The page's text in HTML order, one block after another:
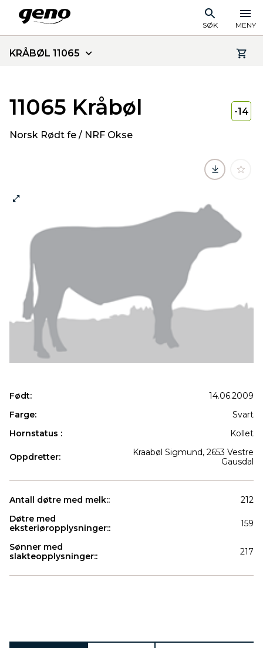
SØK MENY
KRÅBØL 11065
11065 Kråbøl
Norsk Rødt fe / NRF Okse
-14
Født:
14.06.2009
Farge:
Svart
Hornstatus :
Kollet
Oppdretter:
Kraabøl Sigmund, 2653 Vestre
Gausdal
Antall døtre med melk::
212
Døtre med
eksteriøropplysninger::
159
Sønner med
slakteopplysninger::
217